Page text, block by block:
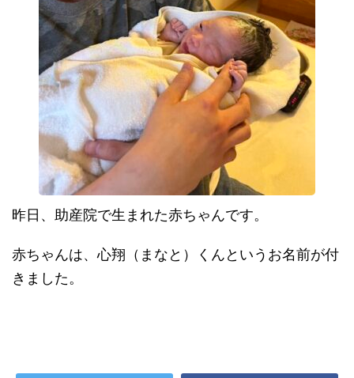
昨日、助産院で生まれた赤ちゃんです。
赤ちゃんは、心翔（まなと）くんというお名前が付
きました。